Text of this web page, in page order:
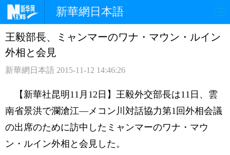
新華網日本語
ホームページ 政治 経済
観光 評論 写真
中日対訳
王毅部長、ミャンマーのワナ・マウン・ルイン
外相と会見
新華網日本語 2015-11-12 14:46:26
【新華社昆明11月12日】王毅外交部長は11日、雲
南省景洪で瀾滄江―メコン川対話協力第1回外相会議
の出席のために訪中したミャンマーのワナ・マウ
ン・ルイン外相と会見した。